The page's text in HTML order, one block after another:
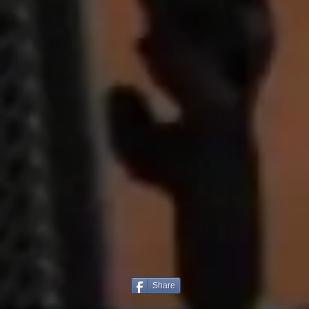
Share